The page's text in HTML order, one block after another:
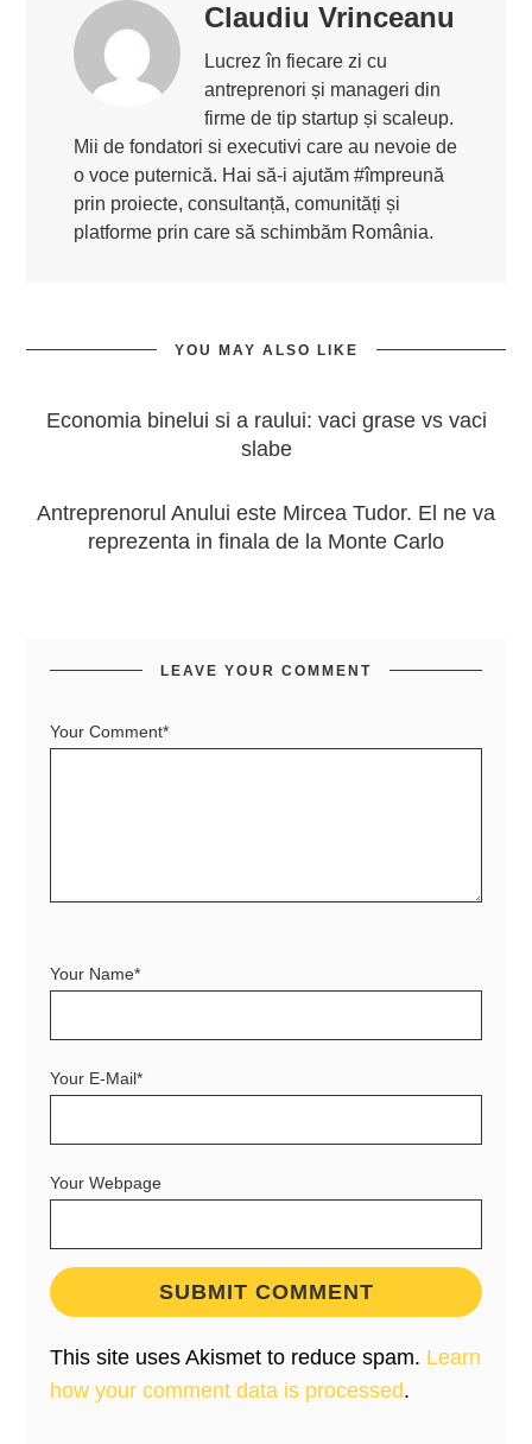
Claudiu Vrinceanu
Lucrez în fiecare zi cu
antreprenori și manageri din
firme de tip startup și scaleup.
Mii de fondatori si executivi care au nevoie de
o voce puternică. Hai să-i ajutăm #împreună
prin proiecte, consultanță, comunități și
platforme prin care să schimbăm România.
YOU MAY ALSO LIKE
Economia binelui si a raului: vaci grase vs vaci
slabe
Antreprenorul Anului este Mircea Tudor. El ne va
reprezenta in finala de la Monte Carlo
LEAVE YOUR COMMENT
Your Comment*
Your Name*
Your E-Mail*
Your Webpage
This site uses Akismet to reduce spam. Learn
how your comment data is processed.